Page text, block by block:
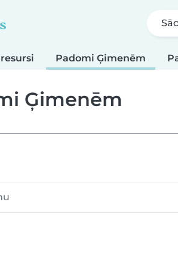
Padomi Ģimenēm
Ģimenēm
resursus